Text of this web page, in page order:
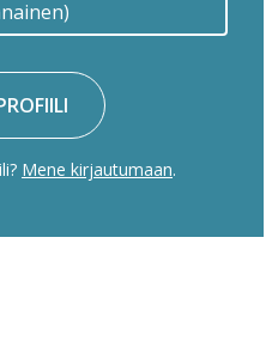
Mene kirjautumaan.